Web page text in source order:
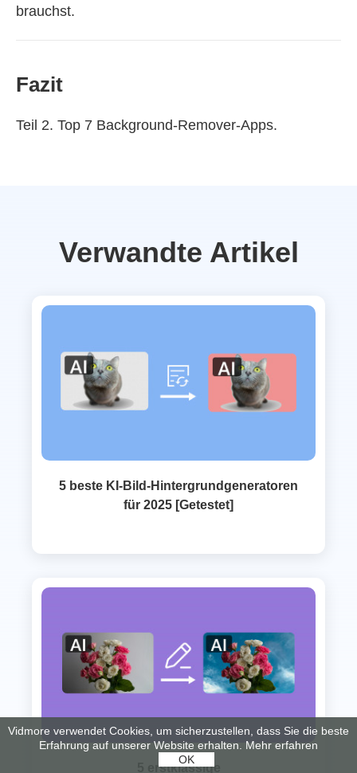
brauchst.
Fazit
Teil 2. Top 7 Background-Remover-Apps.
Verwandte Artikel
5 beste KI‑Bild‑Hintergrundgeneratoren
für 2025 [Getestet]
5 erstklassige
Vidmore verwendet Cookies, um sicherzustellen, dass Sie die beste
Erfahrung auf unserer Website erhalten. Mehr erfahren
OK